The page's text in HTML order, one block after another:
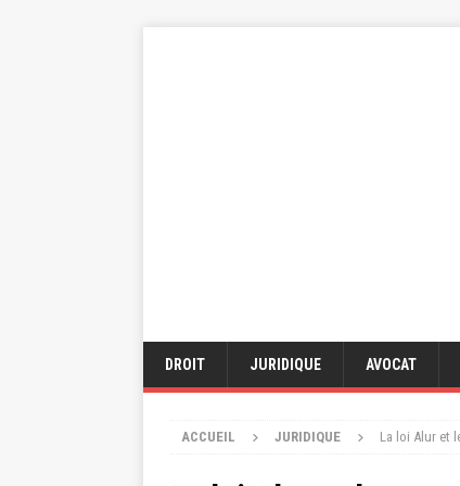
DROIT JURIDIQUE AVOCAT
ACCUEIL JURIDIQUE La loi Alur et